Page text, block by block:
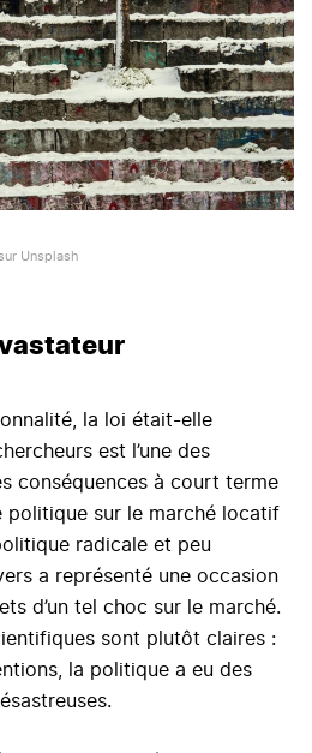
Unsplash
la loi était-elle
est l’une des
conséquences à court terme
politique sur le marché locatif
radicale et peu
a représenté une occasion
d’un tel choc sur le marché.
sont plutôt claires :
la politique a eu des